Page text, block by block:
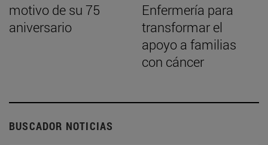
motivo de su 75
aniversario
Enfermería para
transformar el
apoyo a familias
con cáncer
BUSCADOR NOTICIAS